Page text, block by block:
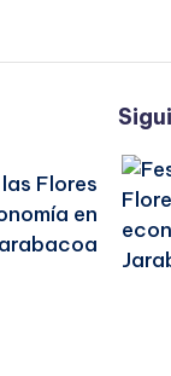
Flores
en